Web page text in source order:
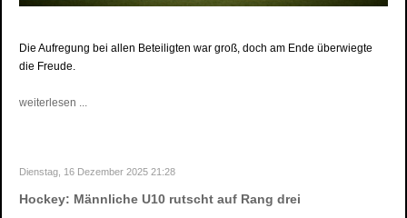
Die Aufregung bei allen Beteiligten war groß, doch am Ende überwiegte
die Freude.
weiterlesen ...
Dienstag, 16 Dezember 2025 21:28
Hockey: Männliche U10 rutscht auf Rang drei